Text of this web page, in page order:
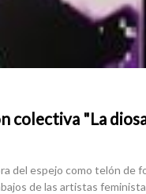
colectiva "La
del espejo como telón de
de las artistas